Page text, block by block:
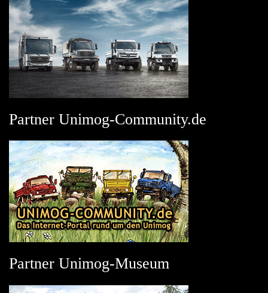
Partner Unimog-Community.de
Partner Unimog-Museum